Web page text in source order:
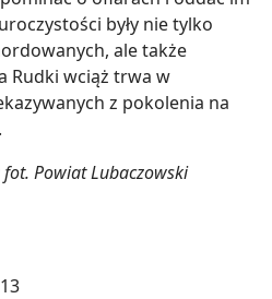
były nie tylko
ale także
Rudki wciąż trwa w
z pokolenia na
Powiat Lubaczowski
13